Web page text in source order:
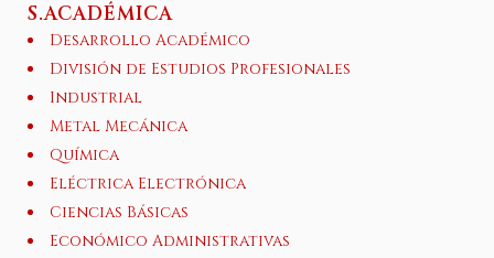
S.ACADÉMICA
Desarrollo Académico
División de Estudios Profesionales
Industrial
Metal Mecánica
Química
Eléctrica Electrónica
Ciencias Básicas
Económico Administrativas